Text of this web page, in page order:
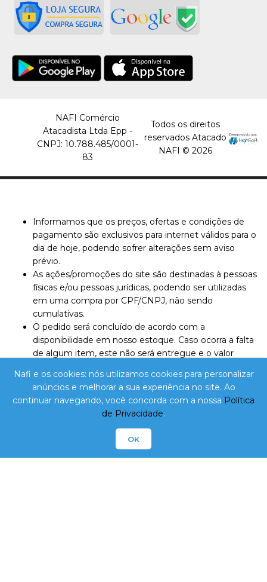
Nafi e os cookies: nós utilizamos cookies para personalizar
anúncios e melhorar a sua experiência no site. Ao
continuar navegando, você concorda com a nossa Política
de Privacidade.
OK
LISTA DE DESEJO
260 Strawplast - Pacote
C/ 4 Un
R$11,99
COMPRAR
INDISPONÍVEL
LISTA DE DESEJO
NAFI Comércio
Atacadista Ltda Epp -
CNPJ: 10.788.485/0001-
83
Todos os direitos
reservados Atacado
NAFI © 2026
Informamos que os preços, ofertas e condições de
pagamento são exclusivos para internet válidos para o
dia de hoje, podendo sofrer alterações sem aviso
prévio.
As ações/promoções do site são destinadas à pessoas
físicas e/ou pessoas jurídicas, podendo ser utilizadas
em uma compra por CPF/CNPJ, não sendo
cumulativas.
O pedido será concluído de acordo com a
disponibilidade em nosso estoque. Caso ocorra a falta
de algum item, este não será entregue e o valor
compra poderá ter uma variação de 20% (para mais
ou menos) em virtude dos produtos de peso variável.
O valor mínimo para cada pedido é de R$ 100,00.
Para melhor atender nossos clientes, reservamo-nos
o direito de limitar, por cliente, a quantidade dos
produtos com preços promocionais. O cartão de
crédito só será processado de fato no dia da entrega